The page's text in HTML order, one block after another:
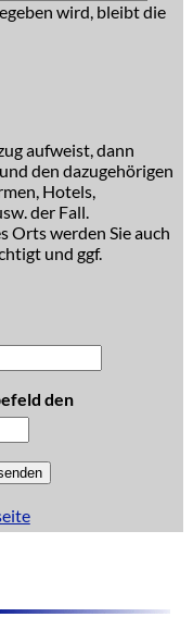
wird, bleibt die
aufweist, dann
den dazugehörigen
Hotels,
der Fall.
Orts werden Sie auch
und ggf.
den